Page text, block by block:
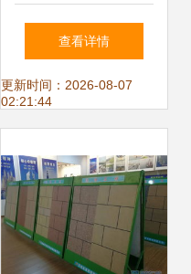
展望 恢复向好趋势
不变，技术服务成
查看详情
更新时间：2026-08-07
02:21:44